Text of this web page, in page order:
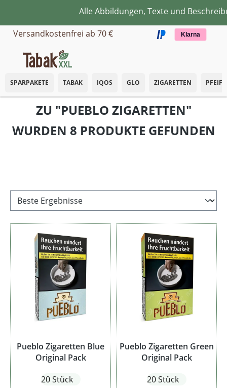
Zum Hauptinhalt springenAlle Abbildungen, Texte und
Versandkostenfrei ab 70 €
Klarna
SPARPAKETE TABAK IQOS GLO ZIGARETTEN
ZU "PUEBLO ZIGARETTEN"
WURDEN 8 PRODUKTE GEFUNDEN
Pueblo Zigaretten Blue
Original Pack
20 Stück
Pueblo Zigaretten Green
Original Pack
20 Stück